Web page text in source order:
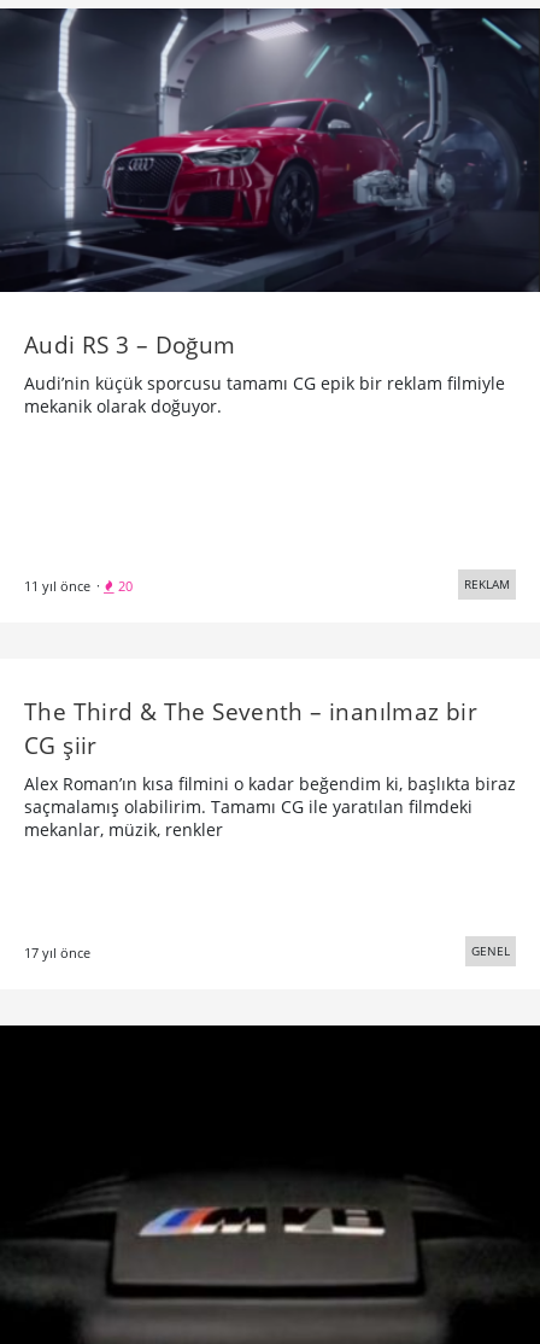
Audi RS 3 – Doğum
Audi’nin küçük sporcusu tamamı CG epik bir reklam filmiyle
mekanik olarak doğuyor.
11 yıl önce · 20 REKLAM
The Third & The Seventh – inanılmaz bir
CG şiir
Alex Roman’ın kısa filmini o kadar beğendim ki, başlıkta biraz
saçmalamış olabilirim. Tamamı CG ile yaratılan filmdeki
mekanlar, müzik, renkler
17 yıl önce GENEL